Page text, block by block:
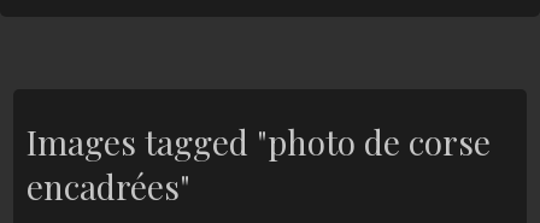
Images tagged "photo de corse
encadrées"